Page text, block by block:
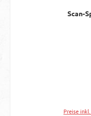
Scan-
Preise